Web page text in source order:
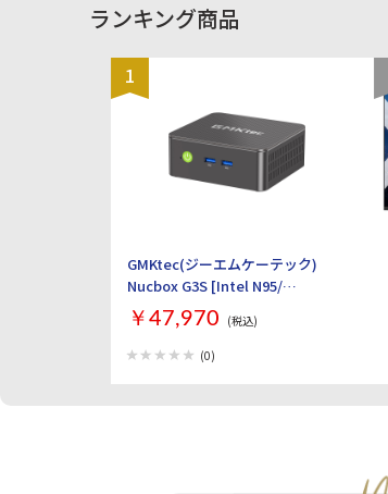
ランキング商品
1
GMKtec(ジーエムケーテック)
Nucbox G3S [Intel N95/
RAM:16GB/ SSD:512GB/
Windows 11 Pro]
￥47,970 (税込)
(0)